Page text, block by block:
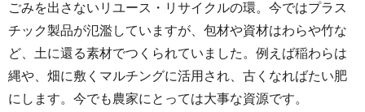
ごみを出さないリユース・リサイクルの環。今ではプラス
チック製品が氾濫していますが、包材や資材はわらや竹な
ど、土に還る素材でつくられていました。例えば稲わらは
縄や、畑に敷くマルチングに活用され、古くなればたい肥
にします。今でも農家にとっては大事な資源です。